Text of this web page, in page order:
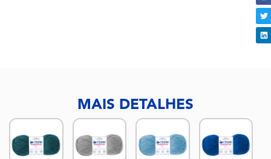
MAIS DETALHES